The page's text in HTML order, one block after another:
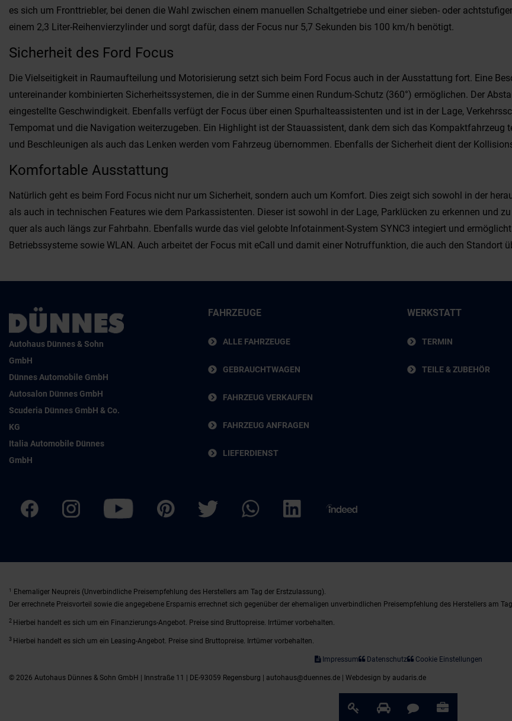
es sich um Fronttriebler, bei denen die Wahl zwischen einem manuellen Schaltgetriebe und einer sieben- oder
einem 2,3 Liter-Reihenvierzylinder und sorgt dafür, dass der Focus nur 5,7 Sekunden bis 100 km/h benötigt.
Sicherheit des Ford Focus
Die Vielseitigkeit in Raumaufteilung und Motorisierung setzt sich beim Ford Focus auch in der Ausstattung fort. Eine
untereinander kombinierten Sicherheitssystemen, die in der Summe einen Rundum-Schutz (360°) ermöglichen. Der
eingestellte Geschwindigkeit. Ebenfalls verfügt der Focus über einen Spurhalteassistenten und ist in der Lage,
Tempomat und die Navigation weiterzugeben. Ein Highlight ist der Stauassistent, dank dem sich das Kompaktfahrzeug
und Beschleunigen als auch das Lenken werden vom Fahrzeug übernommen. Ebenfalls der Sicherheit dient der
Komfortable Ausstattung
Natürlich geht es beim Ford Focus nicht nur um Sicherheit, sondern auch um Komfort. Dies zeigt sich sowohl in der
als auch in technischen Features wie dem Parkassistenten. Dieser ist sowohl in der Lage, Parklücken zu erkennen und
quer als auch längs zur Fahrbahn. Ebenfalls wurde das viel gelobte Infotainment-System SYNC3 integiert und
Betriebssysteme sowie WLAN. Auch arbeitet der Focus mit eCall und damit einer Notruffunktion, die auch den Standort
Autohaus Dünnes & Sohn
GmbH
Dünnes Automobile GmbH
Autosalon Dünnes GmbH
Scuderia Dünnes GmbH & Co.
KG
Italia Automobile Dünnes
GmbH
FAHRZEUGE
ALLE FAHRZEUGE
GEBRAUCHTWAGEN
FAHRZEUG VERKAUFEN
FAHRZEUG ANFRAGEN
LIEFERDIENST
WERKSTATT
TERMIN
TEILE & ZUBEHÖR
1
Ehemaliger Neupreis (Unverbindliche Preisempfehlung des Herstellers am Tag der Erstzulassung).
Der errechnete Preisvorteil sowie die angegebene Ersparnis errechnet sich gegenüber der ehemaligen unverbindlichen Preisempfehlung des Herstellers am
2 Hierbei handelt es sich um ein Finanzierungs-Angebot. Preise sind Bruttopreise. Irrtümer vorbehalten.
3 Hierbei handelt es sich um ein Leasing-Angebot. Preise sind Bruttopreise. Irrtümer vorbehalten.
Impressum Datenschutz Cookie Einstellungen
© 2026 Autohaus Dünnes & Sohn GmbH | Innstraße 11 | DE-93059 Regensburg | autohaus@duennes.de | Webdesign by audaris.de